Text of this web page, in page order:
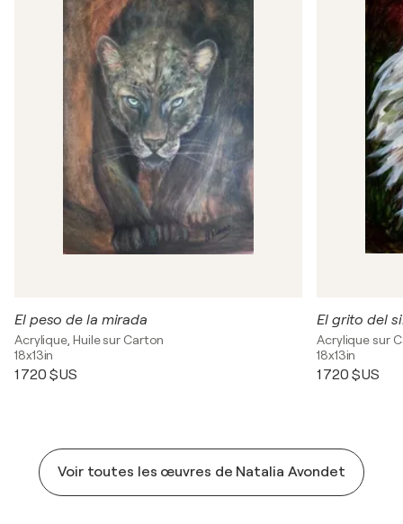
El peso de la mirada
Acrylique, Huile sur Carton
18x13in
1 720 $US
El grito del
Acrylique sur
18x13in
1 720 $US
Voir toutes les œuvres de Natalia Avondet